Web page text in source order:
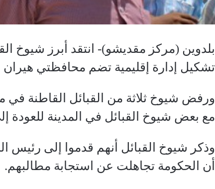
بلدوين (مركز مقديشو)- انتقد أبرز شيوخ
تشكيل إدارة إقليمية تضم محافظتي
ورفض شيوخ ثلاثة من القبائل القاطنة في
مع بعض شيوخ القبائل في المدينة للعودة
وذكر شيوخ القبائل أنهم قدموا إلى
أن الحكومة تجاهلت عن استجابة مطالبهم.